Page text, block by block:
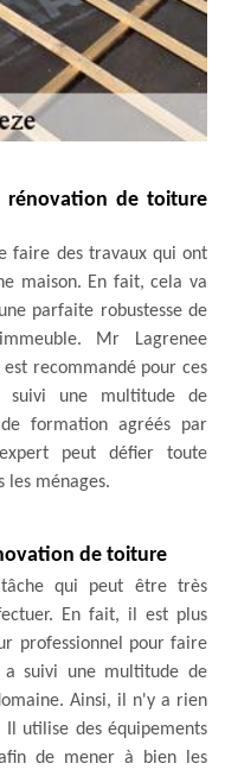
rénovation de toiture
faire des travaux qui ont
maison. En fait, cela va
parfaite robustesse de
Mr Lagrenee
recommandé pour ces
suivi une multitude de
formation agréés par
peut défier toute
les ménages.
de toiture
qui peut être très
En fait, il est plus
professionnel pour faire
suivi une multitude de
Ainsi, il n'y a rien
utilise des équipements
de mener à bien les